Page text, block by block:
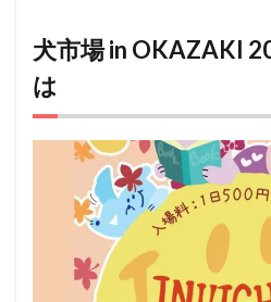
2023
Autumn
とは
2
セス
ペッ
犬市場 in OKAZAKI
は